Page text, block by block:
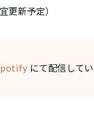
更新予定）
にて配信してい